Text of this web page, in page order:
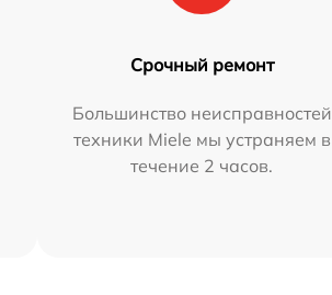
Срочный ремонт
Большинство неисправностей
техники Miele мы устраняем в
течение 2 часов.